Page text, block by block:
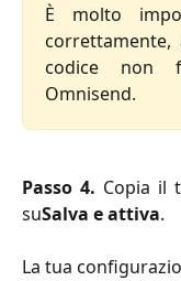
È molto
codice non
Omnisend.
Passo 4. Copia il
suSalva e attiva.
La tua